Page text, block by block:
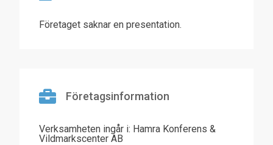
Företaget saknar en presentation.
Företagsinformation
Verksamheten ingår i: Hamra Konferens &
Vildmarkscenter AB